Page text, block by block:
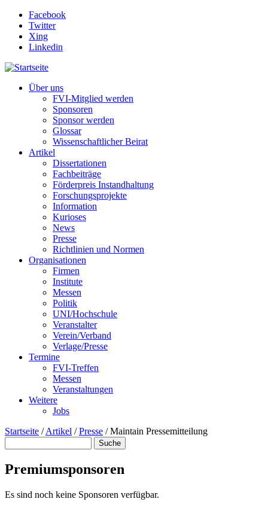
Direkt zum Inhalt
Facebook
Twitter
Xing
Linkedin
Über uns
FVI-Mitglied werden
Sponsoren
Sponsor werden
Glossar
Wissenschaftlicher Beirat
Artikel
Dissertationen
Fachbeiträge
Förderpreis Instandhaltung
Forschungsprojekte
Information
Kurioses
News
Presse
Richtlinien und Normen
Organisationen
Firmen
Institute
Messen
Politik
UNI/Hochschule
Veranstalter
Verein/Verband
Verlage/Presse
Termine
FVI-Treffen
Messen
Veranstaltungen
Weitere
Jobs
Startseite /Artikel /Presse /Maintain Pressemitteilung
Premiumsponsoren
Es sind noch keine Sponsoren verfügbar.